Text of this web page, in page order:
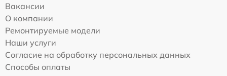
Вакансии
О компании
Ремонтируемые модели
Наши услуги
Согласие на обработку персональных данных
Способы оплаты